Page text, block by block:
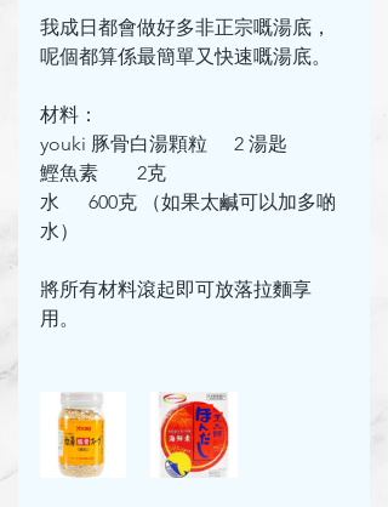
我成日都會做好多非正宗嘅湯底，
呢個都算係最簡單又快速嘅湯底。
材料：
youki 豚骨白湯顆粒	2 湯匙
鰹魚素	2克
水	600克 （如果太鹹可以加多啲
水）
將所有材料滾起即可放落拉麵享
用。